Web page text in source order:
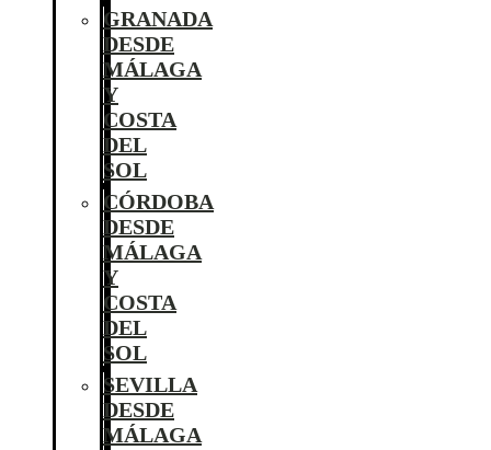
GRANADA
DESDE
MÁLAGA
Y
COSTA
DEL
SOL
CÓRDOBA
DESDE
MÁLAGA
Y
COSTA
DEL
SOL
SEVILLA
DESDE
MÁLAGA